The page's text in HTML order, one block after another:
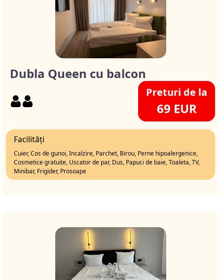
Dubla Queen cu balcon
Preturi de la
69 EUR
Facilități
Cuier, Cos de gunoi, Incalzire, Parchet, Birou, Perne hipoalergenice,
Cosmetice gratuite, Uscator de par, Dus, Papuci de baie, Toaleta, TV,
Minibar, Frigider, Prosoape